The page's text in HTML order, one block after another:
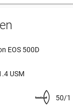
EOS 500D
USM
50/1